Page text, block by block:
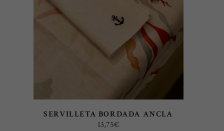
SERVILLETA BORDADA ANCLA
13,75€